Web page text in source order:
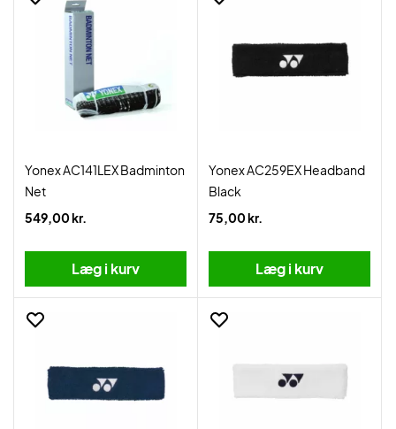
Yonex AC141LEX Badminton
Net
549,00 kr.
Læg i kurv
Yonex AC259EX Headband
Black
75,00 kr.
Læg i kurv